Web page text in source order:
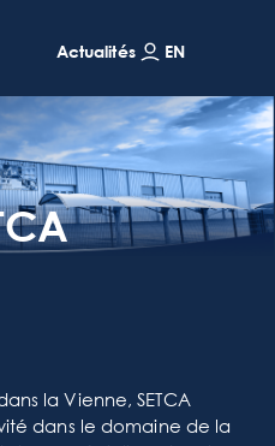
Actualités EN
la Vienne, SETCA
dans le domaine de la